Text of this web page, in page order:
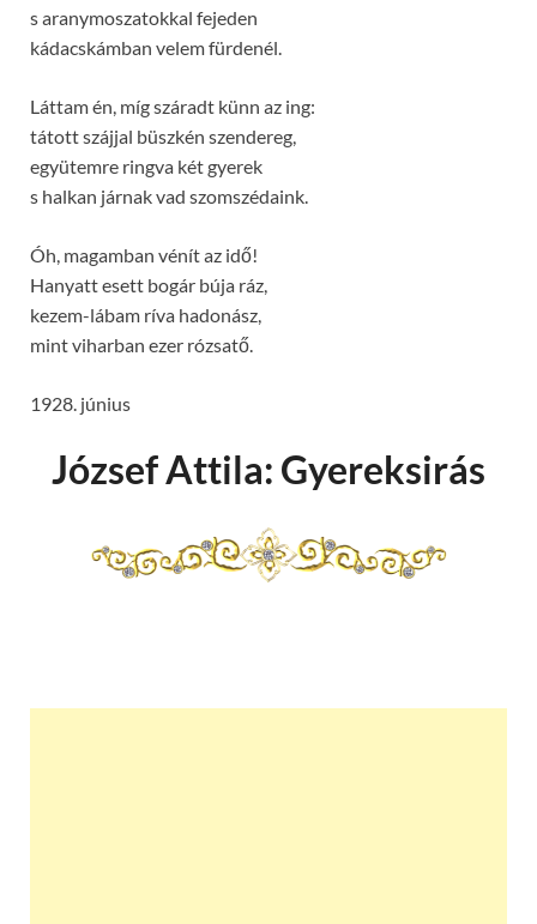
s aranymoszatokkal fejeden
kádacskámban velem fürdenél.
Láttam én, míg száradt künn az ing:
tátott szájjal büszkén szendereg,
együtemre ringva két gyerek
s halkan járnak vad szomszédaink.
Óh, magamban vénít az idő!
Hanyatt esett bogár búja ráz,
kezem-lábam ríva hadonász,
mint viharban ezer rózsatő.
1928. június
József Attila: Gyereksirás